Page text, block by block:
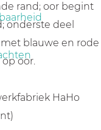
rand; oor begint
onderste deel
blauwe en rode
oor.
HaHo